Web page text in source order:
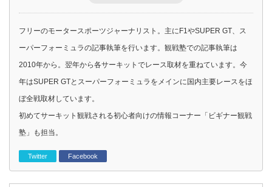
フリーのモータースポーツジャーナリスト。主にF1やSUPER GT、ス
ーパーフォーミュラの記事執筆を行います。観戦塾での記事執筆は
2010年から。翌年から各サーキットでレース取材を重ねています。今
年はSUPER GTとスーパーフォーミュラをメインに国内主要レースをほ
ぼ全戦取材しています。
初めてサーキット観戦される初心者向けの情報コーナー「ビギナー観戦
塾」も担当。
Twitter Facebook